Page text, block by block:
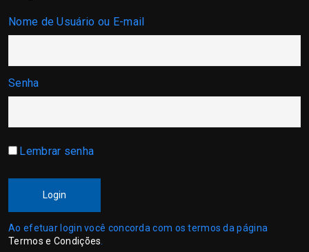
Nome de Usuário ou E-mail
Senha
Lembrar senha
Login
Ao efetuar login você concorda com os termos da página
Termos e Condições